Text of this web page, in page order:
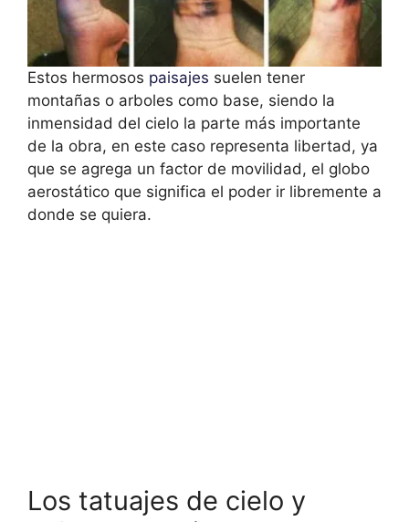
Estos hermosos paisajes suelen tener
montañas o arboles como base, siendo la
inmensidad del cielo la parte más importante
de la obra, en este caso representa libertad, ya
que se agrega un factor de movilidad, el globo
aerostático que significa el poder ir libremente a
donde se quiera.
Los tatuajes de cielo y